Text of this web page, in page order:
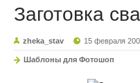
Заготовка
zheka_stav 15 февраля
Шаблоны для Фотошоп